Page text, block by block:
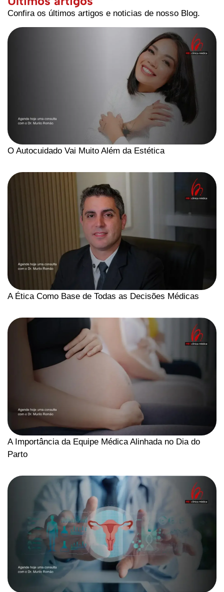
Confira os últimos artigos e noticias de nosso Blog.
O Autocuidado Vai Muito Além da Estética
A Ética Como Base de Todas as Decisões Médicas
A Importância da Equipe Médica Alinhada no Dia do
Parto